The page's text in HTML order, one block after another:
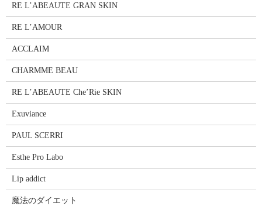
RE L’ABEAUTE GRAN SKIN
RE L’AMOUR
ACCLAIM
CHARMME BEAU
RE L’ABEAUTE Che’Rie SKIN
Exuviance
PAUL SCERRI
Esthe Pro Labo
Lip addict
魔法のダイエット